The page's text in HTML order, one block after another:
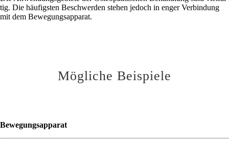
tig. Die häu­figs­ten Beschwer­den ste­hen jedoch in enger Ver­bin­dung
mit dem Bewegungsapparat.
Mög­li­che Beispiele
Bewe­gungs­ap­pa­rat